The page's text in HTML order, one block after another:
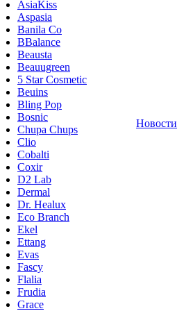
AsiaKiss
Aspasia
Banila Co
BBalance
Beausta
Beauugreen
5 Star Cosmetic
Beuins
Bling Pop
Bosnic
Chupa Chups
Clio
Cobalti
Coxir
D2 Lab
Dermal
Dr. Healux
Eco Branch
Ekel
Ettang
Evas
Fascy
Flalia
Frudia
Grace
Новости